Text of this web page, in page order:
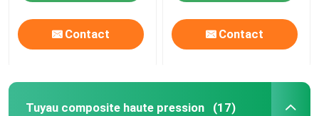
Contact Contact
Tuyau composite haute pression (17)